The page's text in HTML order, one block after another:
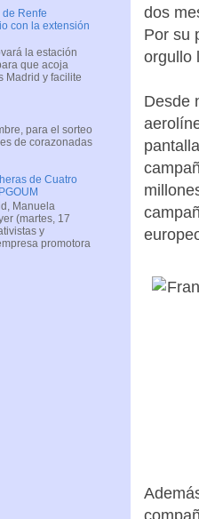
dos
Por su
orgullo
Desde
Renfe
con la extensión
la estación
que acoja
Madrid y facilite
para el sorteo
de corazonadas
de Cuatro
Manuela
(martes, 17
y
promotora